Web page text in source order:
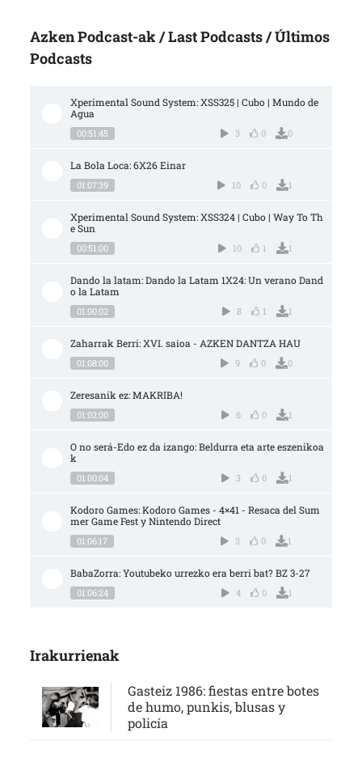
Azken Podcast-ak / Last Podcasts / Últimos
Podcasts
Xperimental Sound System: XSS325 | Cubo | Mundo de
Agua
00:51:45 3 0 0
La Bola Loca: 6X26 Einar
01:07:39 10 0 1
Xperimental Sound System: XSS324 | Cubo | Way To Th
e Sun
00:51:00 10 1 1
Dando la latam: Dando la Latam 1X24: Un verano Dand
o la Latam
01:00:02 8 1 1
Zaharrak Berri: XVI. saioa - AZKEN DANTZA HAU
01:08:00 9 0 0
Zeresanik ez: MAKRIBA!
01:02:00 6 0 1
O no será-Edo ez da izango: Beldurra eta arte eszenikoa
k
01:00:04 3 0 1
Kodoro Games: Kodoro Games - 4×41 - Resaca del Sum
mer Game Fest y Nintendo Direct
01:06:17 3 0 1
BabaZorra: Youtubeko urrezko era berri bat? BZ 3-27
01:06:24 4 0 1
Irakurrienak
Gasteiz 1986: fiestas entre botes
de humo, punkis, blusas y
policía